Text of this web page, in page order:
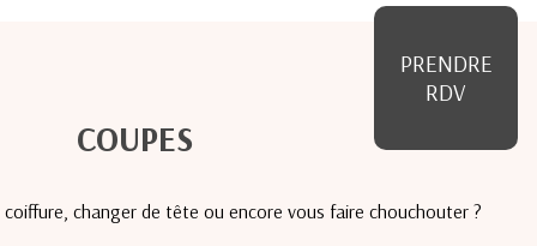
COUPES
changer de tête ou encore vous faire chouchouter ?
PRENDRE
RDV